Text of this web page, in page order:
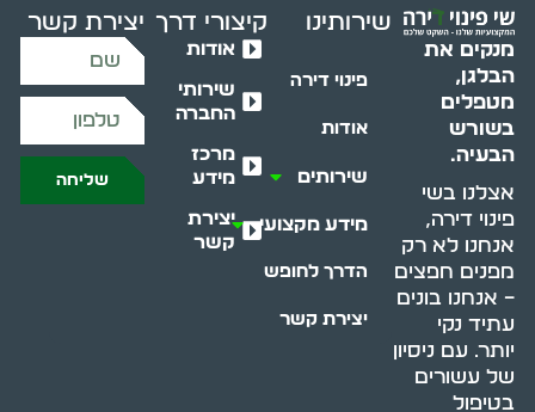
מנקים את
הבלגן,
מטפלים
בשורש
הבעיה.
אצלנו בשי
פינוי דירה,
אנחנו לא רק
מפנים חפצים
– אנחנו בונים
עתיד נקי
יותר. עם ניסיון
של עשורים
בטיפול
שירותינו
פינוי דירה
אודות
שירותים
מידע מקצועי
הדרך לחופש
יצירת קשר
קיצורי דרך
אודות
שירותי
החברה
מרכז
מידע
יצירת
קשר
יצירת קשר
שליחה